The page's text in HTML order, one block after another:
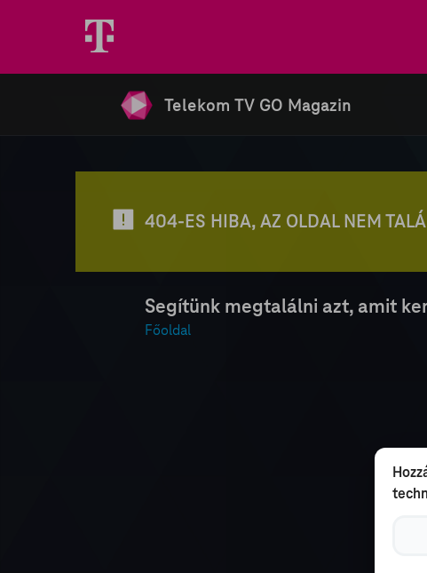
Telekom TV GO Magazin
404-ES HIBA, AZ OLDAL NEM
Segítünk megtalálni azt, amit
Főoldal